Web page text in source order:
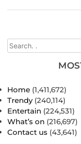
Home (1,411,672)
Trendy (240,114)
Entertain (224,531)
What’s on (216,697)
Contact us (43,641)